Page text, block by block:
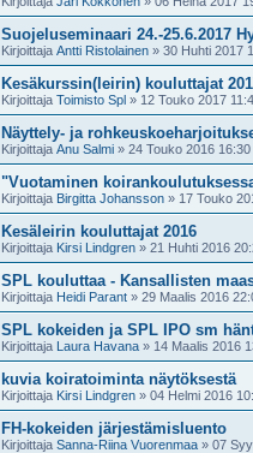
Suojeluseminaari 24.-25.6.2017
Kirjoittaja Antti Ristolainen » 30 Huhti 2017
Kesäkurssin(leirin) kouluttajat
Kirjoittaja Toimisto Spl » 12 Touko 2017
Näyttely- ja
Kirjoittaja Anu Salmi » 24 Touko 2016 16:30
"Vuotaminen
Kirjoittaja Birgitta Johansson » 17 Touko
Kesäleirin kouluttajat 2016
Kirjoittaja Kirsi Lindgren » 21 Huhti 2016
SPL kouluttaa - Kansallisten
Kirjoittaja Heidi Parant » 29 Maalis 2016
SPL kokeiden ja SPL IPO sm
Kirjoittaja Laura Havana » 14 Maalis 2016
kuvia koiratoiminta näytöksestä
Kirjoittaja Kirsi Lindgren » 04 Helmi 2016
FH-kokeiden järjestämisluento
Kirjoittaja Sanna-Riina Vuorenmaa » 07